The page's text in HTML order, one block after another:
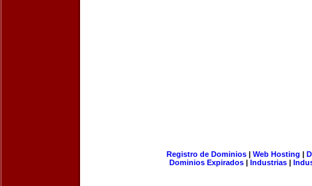
Registro de Dominios| Web Hosting |
Dominios Expirados | Industrias |